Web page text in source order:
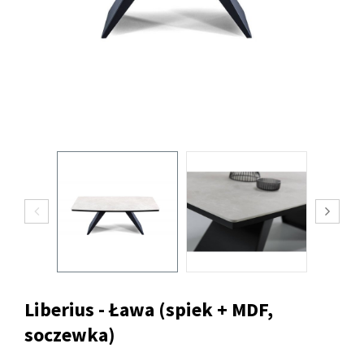
Liberius - Ława (spiek + MDF,
soczewka)